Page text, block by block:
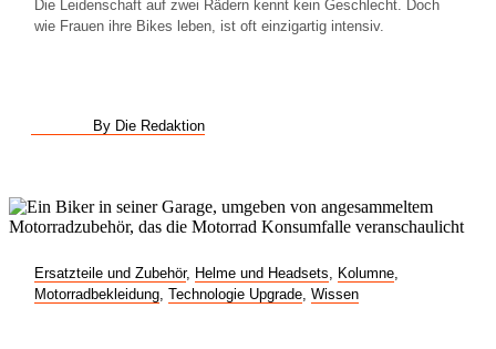
Die Leidenschaft auf zwei Rädern kennt kein Geschlecht. Doch
wie Frauen ihre Bikes leben, ist oft einzigartig intensiv.
By Die Redaktion
Ersatzteile und Zubehör, Helme und Headsets Kolumne
Motorradbekleidung Technologie Upgrade Wissen